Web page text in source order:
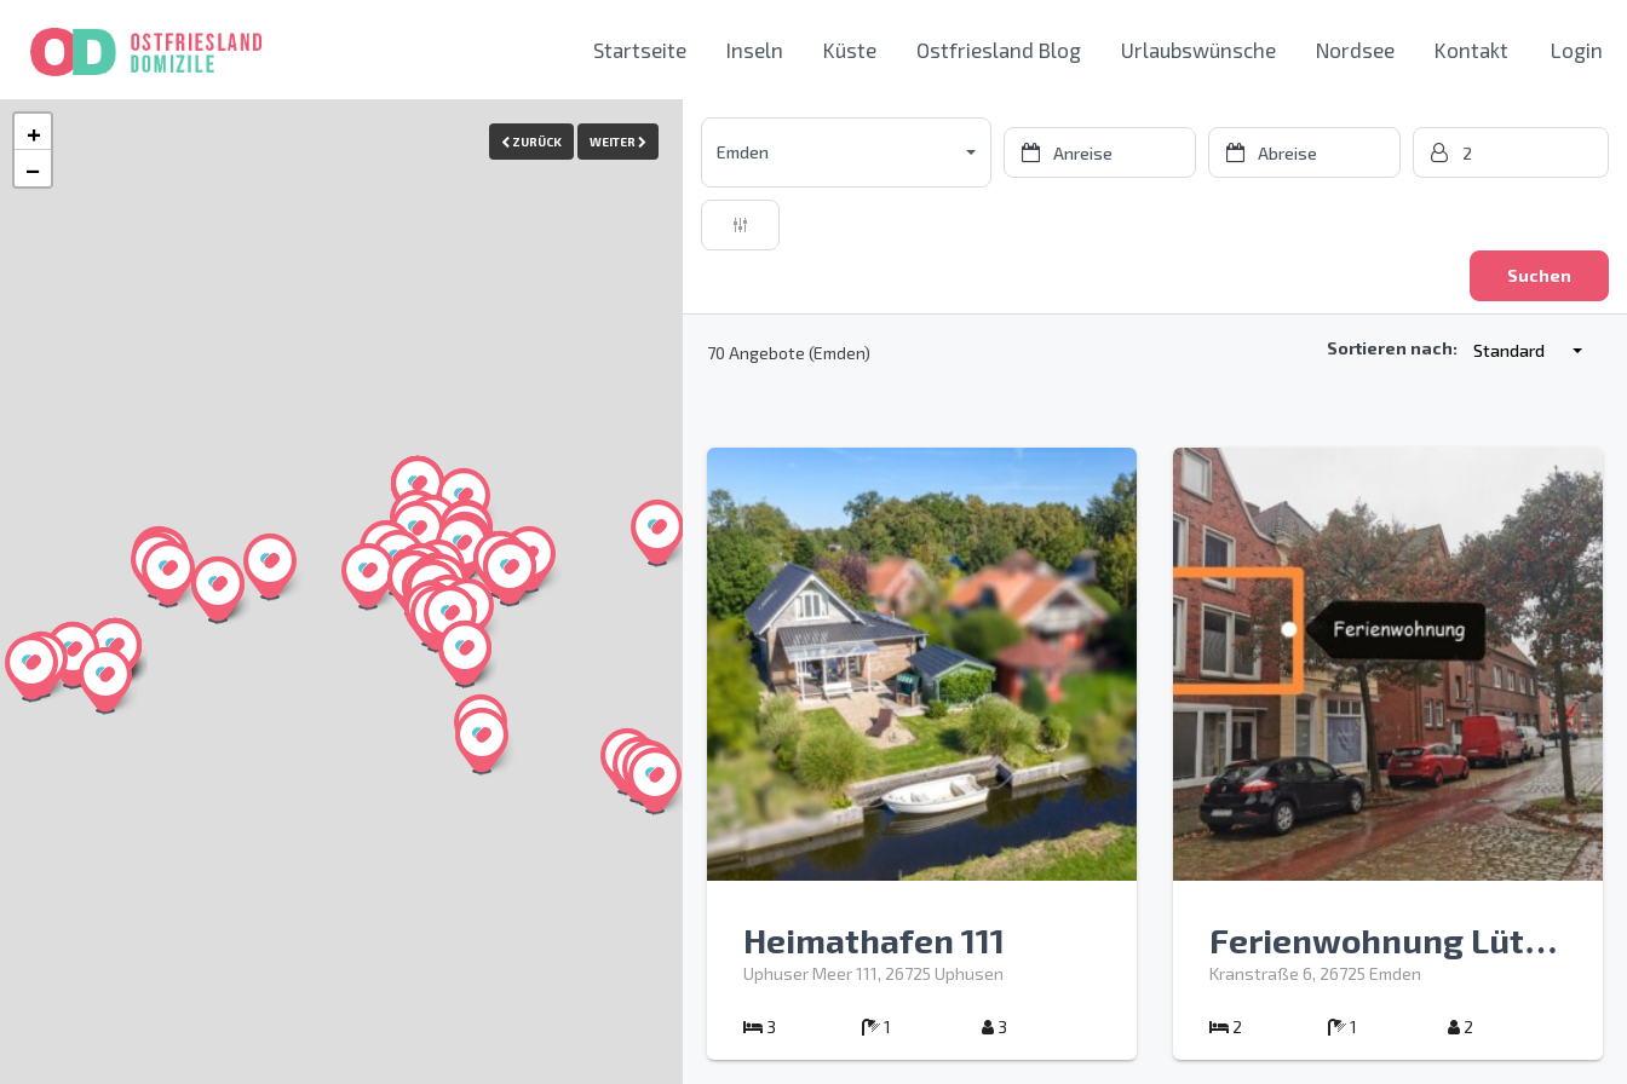
Startseite Inseln Küste Ostfriesland Blog Urlaubswünsche Nordsee Kontakt Login
+
−
ZURÜCK WEITER
Emden
Suchen
70 Angebote (Emden) Sortieren nach: Standard
Heimathafen 111
Uphuser Meer 111, 26725 Uphusen
3 1 3
Ferienwohnung Lüttje Delftblick
Kranstraße 6, 26725 Emden
2 1 2